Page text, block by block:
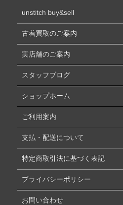
unstitch buy&sell
古着買取のご案内
実店舗のご案内
スタッフブログ
ショップホーム
ご利用案内
支払・配送について
特定商取引法に基づく表記
プライバシーポリシー
お問い合わせ